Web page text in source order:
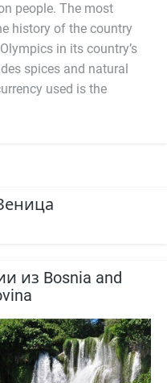
people. The most
history of the country
in its country’s
spices and natural
used is the
из Bosnia and